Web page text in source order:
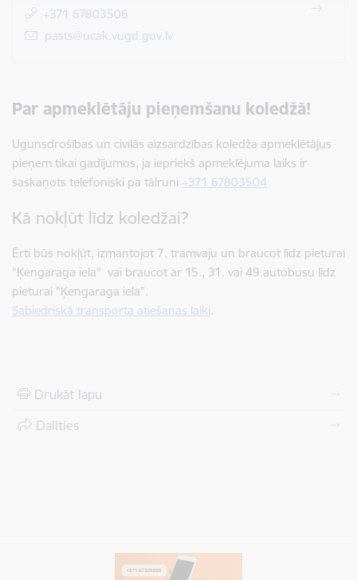
+371 67803506
E-pasts:
pasts@ucak.vugd.gov.lv
Par apmeklētāju pieņemšanu koledžā!
Ugunsdrošības un civilās aizsardzības koledža apmeklētājus
pieņem tikai gadījumos, ja iepriekš apmeklējuma laiks ir
saskaņots telefoniski pa tālruni +371 67803504
Kā nokļūt līdz koledžai?
Ērti būs nokļūt, izmantojot 7. tramvaju un braucot līdz pieturai
"Ķengaraga iela" vai braucot ar 15., 31. vai 49.autobusu līdz
pieturai "Ķengaraga iela".
Sabiedriskā transporta atiešanas laiki.
Drukāt lapu
Dalīties